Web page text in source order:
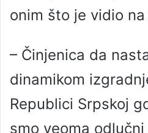
onim što je vidio
– Činjenica da
dinamikom
Republici Srpskoj
smo veoma